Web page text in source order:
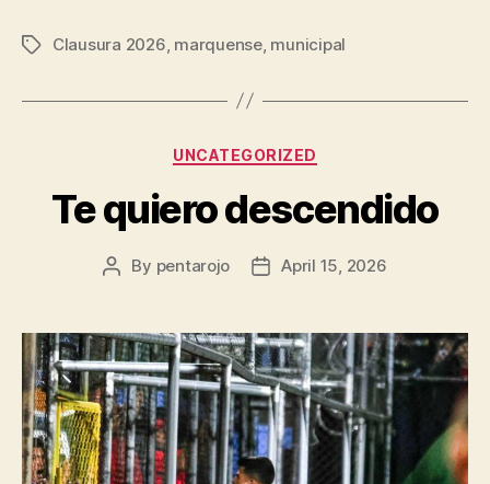
TagsClausura 2026, marquense, municipal
Categories
UNCATEGORIZED
Te quiero descendido
Post
By pentarojo
PostApril 15, 2026